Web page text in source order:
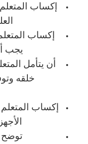
إكساب
إكساب
يجب
أن يتأمل
خلقه
إكساب